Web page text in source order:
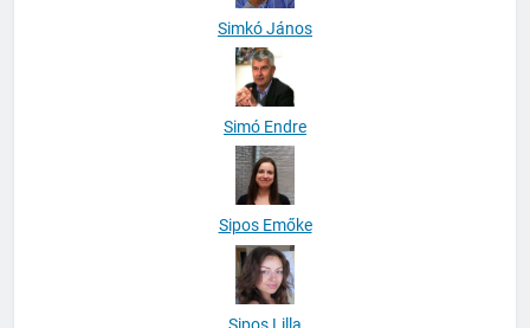
Simkó János
Simó Endre
Sipos Emőke
Sipos Lilla